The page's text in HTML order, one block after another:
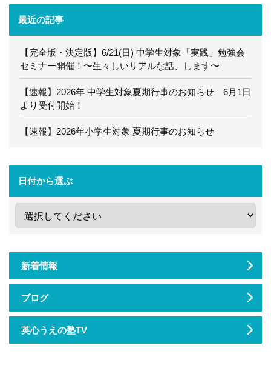
最近の記事
【完全版・決定版】6/21(日) 中学生対象「実践」勉強会
セミナー開催！〜生々しいリアルな話、します〜
【速報】2026年 中学生対象夏期行事のお知らせ 6月1日
より受付開始！
【速報】2026年小学生対象 夏期行事のお知らせ
日付から選ぶ
新着情報
ブログ
英心うえの塾TV